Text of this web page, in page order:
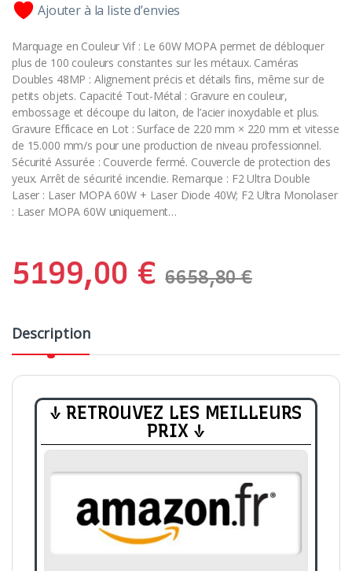
Ajouter à la liste d’envies
Marquage en Couleur Vif : Le 60W MOPA permet de débloquer
plus de 100 couleurs constantes sur les métaux. Caméras
Doubles 48MP : Alignement précis et détails fins, même sur de
petits objets. Capacité Tout-Métal : Gravure en couleur,
embossage et découpe du laiton, de l’acier inoxydable et plus.
Gravure Efficace en Lot : Surface de 220 mm × 220 mm et vitesse
de 15.000 mm/s pour une production de niveau professionnel.
Sécurité Assurée : Couvercle fermé. Couvercle de protection des
yeux. Arrêt de sécurité incendie. Remarque : F2 Ultra Double
Laser : Laser MOPA 60W + Laser Diode 40W; F2 Ultra Monolaser
: Laser MOPA 60W uniquement…
5199,00 € 6658,80€
Description
↓ RETROUVEZ LES MEILLEURS
PRIX ↓